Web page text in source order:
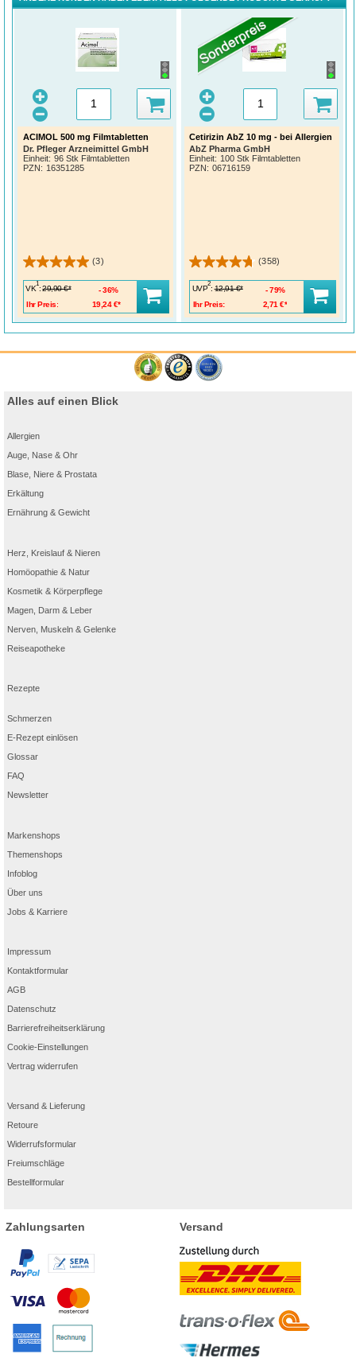
ACIMOL 500 mg Filmtabletten
Dr. Pfleger Arzneimittel GmbH
Einheit: 96 Stk Filmtabletten
PZN: 16351285
(3)
VK
1
: 29,90 €*
Ihr Preis:
19,24 €*
36%
Cetirizin AbZ 10 mg - bei Allergien
AbZ Pharma GmbH
Einheit: 100 Stk Filmtabletten
PZN: 06716159
(358)
UVP
2
: 12,91 €*
Ihr Preis:
2,71 €*
79%
Alles auf einen Blick
Allergien
Auge, Nase & Ohr
Blase, Niere & Prostata
Erkältung
Ernährung & Gewicht
Herz, Kreislauf & Nieren
Homöopathie & Natur
Kosmetik & Körperpflege
Magen, Darm & Leber
Nerven, Muskeln & Gelenke
Reiseapotheke
Rezepte
Schmerzen
E-Rezept einlösen
Glossar
FAQ
Newsletter
Markenshops
Themenshops
Infoblog
Über uns
Jobs & Karriere
Impressum
Kontaktformular
AGB
Datenschutz
Barrierefreiheitserklärung
Cookie-Einstellungen
Vertrag widerrufen
Versand & Lieferung
Retoure
Widerrufsformular
Freiumschläge
Bestellformular
Zahlungsarten Versand